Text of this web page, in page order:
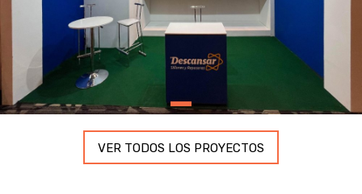
VER TODOS LOS PROYECTOS